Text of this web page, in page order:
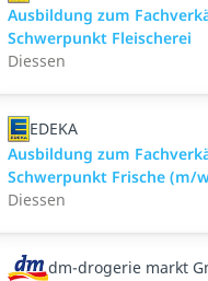
Ausbildung zum
Schwerpunkt Fleischerei
Diessen
EDEKA
Ausbildung zum
Schwerpunkt Frische (m/
Diessen
dm-drogerie markt